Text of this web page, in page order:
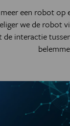
een robot op
we de robot
de interactie